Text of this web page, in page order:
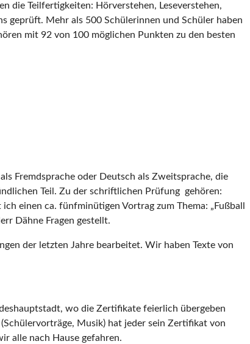
die Teilfertigkeiten: Hörverstehen, Leseverstehen,
geprüft. Mehr als 500 Schülerinnen und Schüler haben
mit 92 von 100 möglichen Punkten zu den besten
Fremdsprache oder Deutsch als Zweitsprache, die
Teil. Zu der schriftlichen Prüfung gehören:
einen ca. fünfminütigen Vortrag zum Thema: „Fußball
Dähne Fragen gestellt.
der letzten Jahre bearbeitet. Wir haben Texte von
wo die Zertifikate feierlich übergeben
Musik) hat jeder sein Zertifikat von
alle nach Hause gefahren.